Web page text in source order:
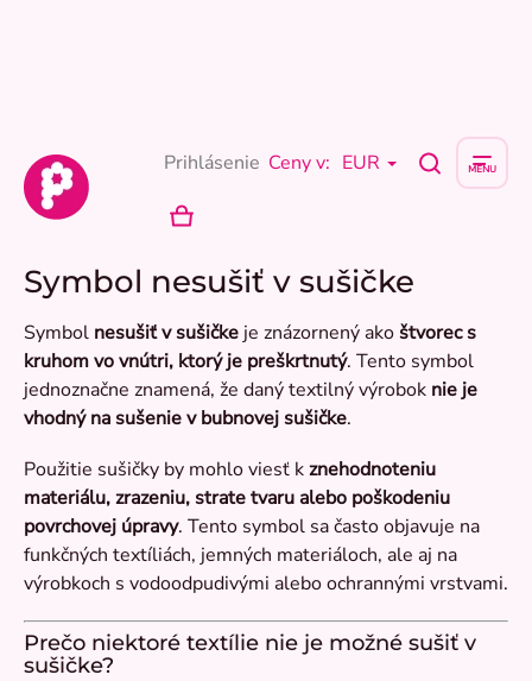
Ceny v: EUR
Prihlásenie
NÁKUPNÝ
Symbol nesušiť v sušičke
Symbol nesušiť v sušičkeje znázornený akoštvorec s
kruhom vo vnútri, ktorý je preškrtnutý. Tento symbol
jednoznačne znamená, že daný textilný výrobok nie je
vhodný na sušenie v bubnovej sušičke.
Použitie sušičky by mohlo viesť kznehodnoteniu
materiálu, zrazeniu, strate tvaru alebo poškodeniu
povrchovej úpravy. Tento symbol sa často objavuje na
funkčných textíliách, jemných materiáloch, ale aj na
výrobkoch s vodoodpudivými alebo ochrannými vrstvami.
Prečo niektoré textílie nie je možné sušiť v
sušičke?